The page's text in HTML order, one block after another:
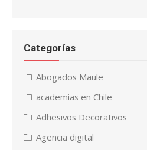
Categorías
Abogados Maule
academias en Chile
Adhesivos Decorativos
Agencia digital